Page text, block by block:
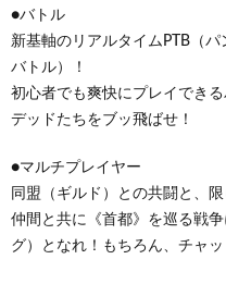
●バトル
新基軸のリアルタイムPTB（
バトル）！
初心者でも爽快にプレイでき
デッドたちをブッ飛ばせ！
●マルチプレイヤー
同盟（ギルド）との共闘と、
仲間と共に《首都》を巡る戦
グ）となれ！もちろん、チャ